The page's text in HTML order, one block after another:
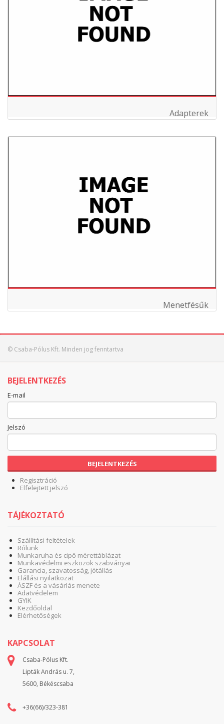
Adapterek
Menetfésűk
© Csaba-Pólus Kft. Minden jog fenntartva
BEJELENTKEZÉS
E-mail
Jelszó
BEJELENTKEZÉS
Regisztráció
Elfelejtett jelszó
TÁJÉKOZTATÓ
Szállítási feltételek
Rólunk
Munkaruha és cipő mérettáblázat
Munkavédelmi eszközök szabványai
Garancia, szavatosság, jótállás
Elállási nyilatkozat
ÁSZF és a vásárlás menete
Adatvédelem
GYIK
Kezdőoldal
Elérhetőségek
KAPCSOLAT
Csaba-Pólus Kft.
Lipták András u. 7,
5600, Békéscsaba
+36(66)/323-381